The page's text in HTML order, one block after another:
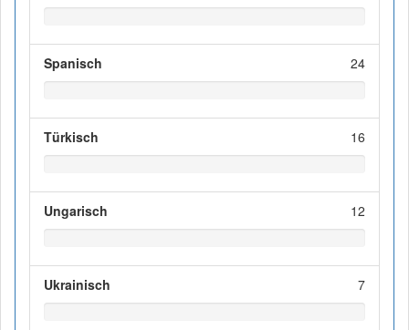
Spanisch 24
Türkisch 16
Ungarisch 12
Ukrainisch 7